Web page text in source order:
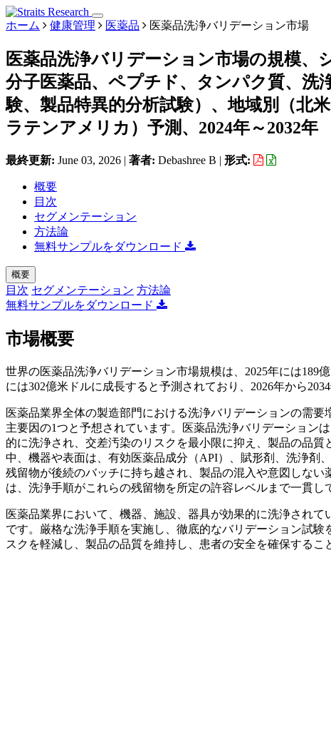
ホーム 健康管理 医薬品 医薬品洗浄バリデーション市場
医薬品洗浄バリデーション市場の規模
分子医薬品、ペプチド、タンパク質、洗
験、製品特異的分析試験）、地域別（北
ラテンアメリカ）予測、2024年～2032年
最終更新: June 03, 2026 | 著者: Debashree B | 形式:
概要
目次
セグメンテーション
方法論
無料サンプルをダウンロード
概要
目次 セグメンテーション 方法論
無料サンプルをダウンロード
市場概要
世界の医薬品洗浄バリデーション市場規模は、2025年には189
には302億米ドルに成長すると予測されており、2026年から
医薬品業界全体の製造部門における洗浄バリデーションの需
主要因の1つと予想されています。医薬品洗浄バリデーション
的に洗浄され、交差汚染のリスクを最小限に抑え、製品の品
中、機器や表面は、有効医薬品成分（API）、賦形剤、洗浄剤
残留物が後続のバッチに持ち越され、製品の混入や意図しな
は、洗浄手順がこれらの残留物を所定の許容レベルまで一貫
医薬品業界において、機器、施設、器具が効果的に洗浄され
です。厳格な洗浄手順を実施し、徹底的なバリデーション試
スクを軽減し、製品の品質を維持し、患者の安全を確保するこ